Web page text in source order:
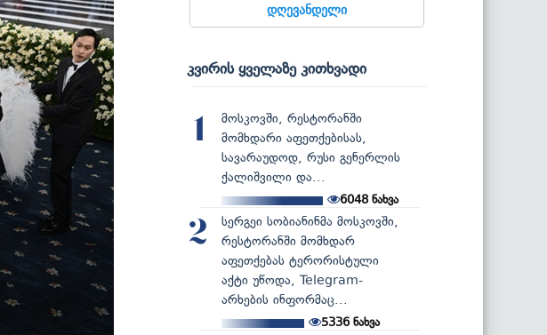
დღევანდელი
კვირის ყველაზე კითხვადი
1
მოსკოვში, რესტორანში
მომხდარი აფეთქებისას,
სავარაუდოდ, რუსი გენერლის
ქალიშვილი და...
6048 ნახვა
2
სერგეი სობიანინმა მოსკოვში,
რესტორანში მომხდარ
აფეთქებას ტერორისტული
აქტი უწოდა, Telegram-
არხების ინფორმაც...
5336ნახვა